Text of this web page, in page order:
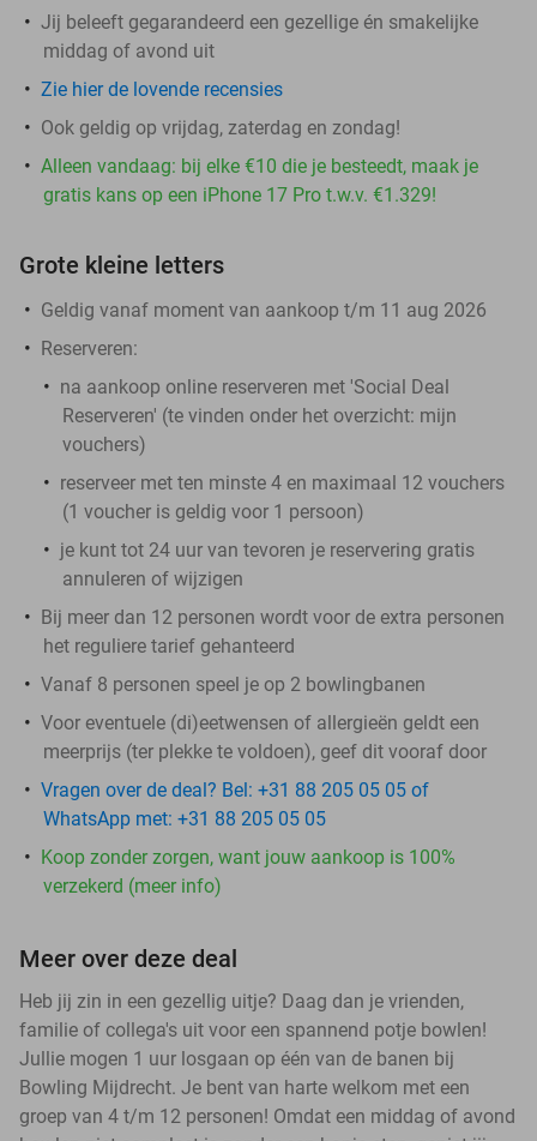
Jij beleeft gegarandeerd een gezellige én smakelijke
middag of avond uit
Zie hier de lovende recensies
Ook geldig op vrijdag, zaterdag en zondag!
Alleen vandaag: bij elke €10 die je besteedt, maak je
gratis kans op een iPhone 17 Pro t.w.v. €1.329!
Grote kleine letters
Geldig vanaf moment van aankoop t/m 11 aug 2026
Reserveren:
na aankoop online reserveren met 'Social Deal
Reserveren' (te vinden onder het overzicht: mijn
vouchers)
reserveer met ten minste 4 en maximaal 12 vouchers
(1 voucher is geldig voor 1 persoon)
je kunt tot 24 uur van tevoren je reservering gratis
annuleren of wijzigen
Bij meer dan 12 personen wordt voor de extra personen
het reguliere tarief gehanteerd
Vanaf 8 personen speel je op 2 bowlingbanen
Voor eventuele (di)eetwensen of allergieën geldt een
meerprijs (ter plekke te voldoen), geef dit vooraf door
Vragen over de deal? Bel: +31 88 205 05 05 of
WhatsApp met: +31 88 205 05 05
Koop zonder zorgen, want jouw aankoop is 100%
verzekerd (meer info)
Meer over deze deal
Heb jij zin in een gezellig uitje? Daag dan je vrienden,
familie of collega's uit voor een spannend potje bowlen!
Jullie mogen 1 uur losgaan op één van de banen bij
Bowling Mijdrecht. Je bent van harte welkom met een
groep van 4 t/m 12 personen! Omdat een middag of avond